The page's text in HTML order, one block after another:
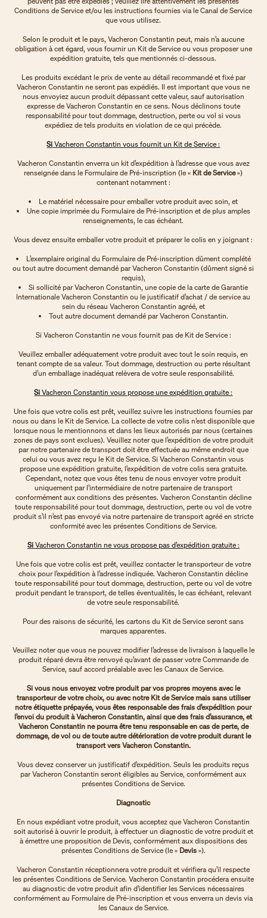
Conditions de Service et/ou les instructions fournies via le Canal de Service
que vous utilisez.
Selon le produit et le pays, Vacheron Constantin peut, mais n’a aucune
obligation à cet égard, vous fournir un Kit de Service ou vous proposer une
expédition gratuite, tels que mentionnés ci-dessous.
Les produits excédant le prix de vente au détail recommandé et fixé par
Vacheron Constantin ne seront pas expédiés. Il est important que vous ne
nous envoyiez aucun produit dépassant cette valeur, sauf autorisation
expresse de Vacheron Constantin en ce sens. Nous déclinons toute
responsabilité pour tout dommage, destruction, perte ou vol si vous
expédiez de tels produits en violation de ce qui précède.
Si Vacheron Constantin vous fournit un Kit de Service :
Vacheron Constantin enverra un kit d’expédition à l’adresse que vous avez
renseignée dans le Formulaire de Pré-inscription (le « Kit de Service»)
contenant notamment :
Le matériel nécessaire pour emballer votre produit avec soin, et
Une copie imprimée du Formulaire de Pré-inscription et de plus amples
renseignements, le cas échéant.
Vous devez ensuite emballer votre produit et préparer le colis en y joignant :
L’exemplaire original du Formulaire de Pré-inscription dûment complété
ou tout autre document demandé par Vacheron Constantin (dûment signé si
requis),
Si sollicité par Vacheron Constantin, une copie de la carte de Garantie
Internationale Vacheron Constantin ou le justificatif d’achat / de service au
sein du réseau Vacheron Constantin agréé, et
Tout autre document demandé par Vacheron Constantin.
Si Vacheron Constantin ne vous fournit pas de Kit de Service :
Veuillez emballer adéquatement votre produit avec tout le soin requis, en
tenant compte de sa valeur. Tout dommage, destruction ou perte résultant
d’un emballage inadéquat relèvera de votre seule responsabilité.
SiVacheron Constantin vous propose une expédition gratuite :
Une fois que votre colis est prêt, veuillez suivre les instructions fournies par
nous ou dans le Kit de Service. La collecte de votre colis n’est disponible que
lorsque nous le mentionnons et dans les lieux autorisés par nous (certaines
zones de pays sont exclues). Veuillez noter que l’expédition de votre produit
par notre partenaire de transport doit être effectuée au même endroit que
celui ou vous avez reçu le Kit de Service. Si Vacheron Constantin vous
propose une expédition gratuite, l’expédition de votre colis sera gratuite.
Cependant, notez que vous êtes tenu de nous envoyer votre produit
uniquement par l’intermédiaire de notre partenaire de transport
conformément aux conditions des présentes. Vacheron Constantin décline
toute responsabilité pour tout dommage, destruction, perte ou vol de votre
produit s’il n’est pas envoyé via notre partenaire de transport agréé en stricte
conformité avec les présentes Conditions de Service.
Si Vacheron Constantin ne vous propose pas d’expédition gratuite :
Une fois que votre colis est prêt, veuillez contacter le transporteur de votre
choix pour l’expédition à l’adresse indiquée. Vacheron Constantin décline
toute responsabilité pour tout dommage, destruction, perte ou vol de votre
produit pendant le transport, de telles éventualités, le cas échéant, relevant
de votre seule responsabilité.
Pour des raisons de sécurité, les cartons du Kit de Service seront sans
marques apparentes.
Veuillez noter que vous ne pouvez modifier l’adresse de livraison à laquelle le
produit réparé devra être renvoyé qu’avant de passer votre Commande de
Service, sauf accord préalable avec les Canaux de Service.
Si vous nous envoyez votre produit par vos propres moyens avec le
transporteur de votre choix, ou avec notre Kit de Service mais sans utiliser
notre étiquette prépayée, vous êtes responsable des frais d’expédition pour
l’envoi du produit à Vacheron Constantin, ainsi que des frais d’assurance, et
Vacheron Constantin ne pourra être tenu responsable en cas de perte, de
dommage, de vol ou de toute autre détérioration de votre produit durant le
transport vers Vacheron Constantin.
Vous devez conserver un justificatif d’expédition. Seuls les produits reçus
par Vacheron Constantin seront éligibles au Service, conformément aux
présentes Conditions de Service.
Diagnostic
En nous expédiant votre produit, vous acceptez que Vacheron Constantin
soit autorisé à ouvrir le produit, à effectuer un diagnostic de votre produit et
à émettre une proposition de Devis, conformément aux dispositions des
présentes Conditions de Service (le « Devis »).
Vacheron Constantin réceptionnera votre produit et vérifiera qu’il respecte
les présentes Conditions de Service. Vacheron Constantin procédera ensuite
au diagnostic de votre produit afin d’identifier les Services nécessaires
conformément au Formulaire de Pré-inscription et vous enverra un devis via
les Canaux de Service.